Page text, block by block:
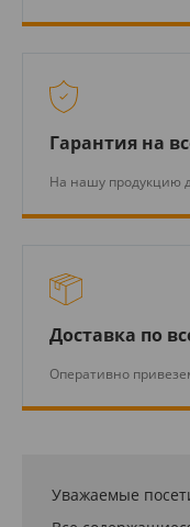
Гарантия на
На нашу продукцию
Доставка по
Оперативно
Уважаемые